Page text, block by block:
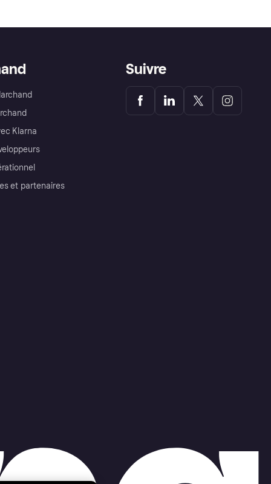
Klarna
et partenaires
Suivre